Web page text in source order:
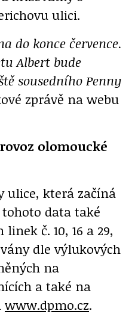
ulici.
do konce července.
Albert bude
sousedního Penny
zprávě na webu
olomoucké
ulice, která začíná
data také
č. 10, 16 a 29,
dle výlukových
na
a také na
www.dpmo.cz.